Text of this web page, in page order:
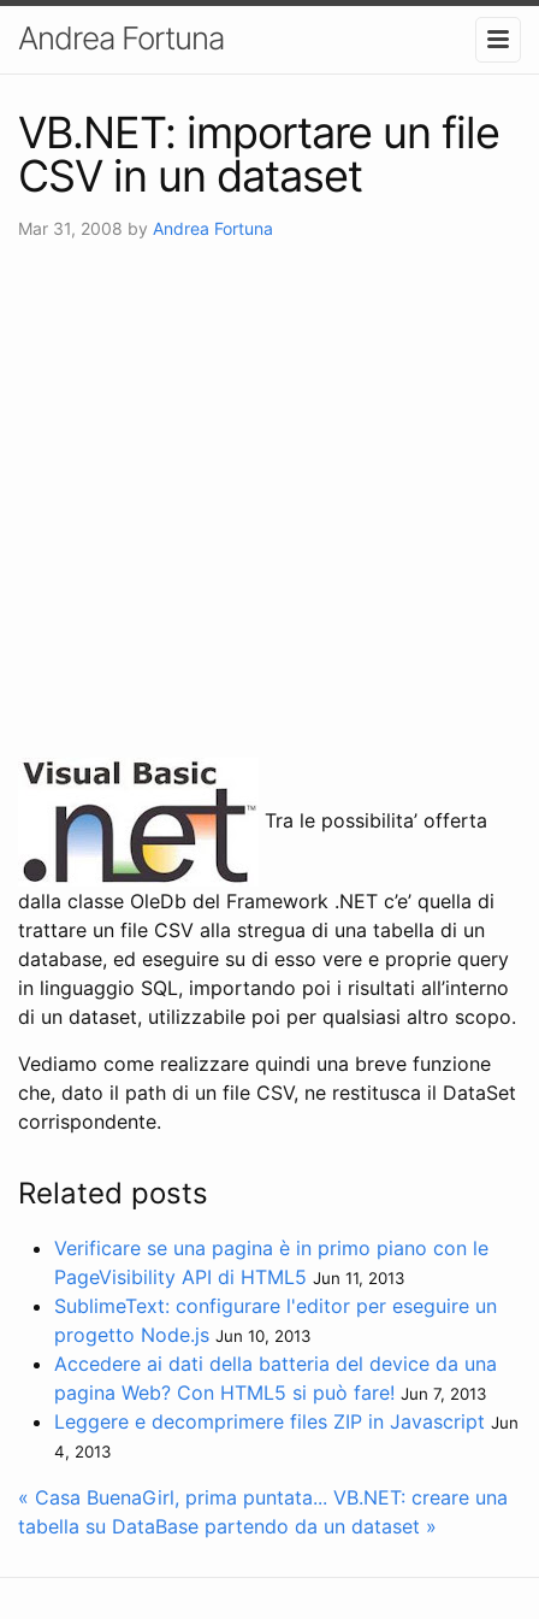
Andrea Fortuna
VB.NET: importare un file
CSV in un dataset
Mar 31, 2008 by Andrea Fortuna
Tra le possibilita’ offerta
dalla classe OleDb del Framework .NET c’e’ quella di
trattare un file CSV alla stregua di una tabella di un
database, ed eseguire su di esso vere e proprie query
in linguaggio SQL, importando poi i risultati all’interno
di un dataset, utilizzabile poi per qualsiasi altro scopo.
Vediamo come realizzare quindi una breve funzione
che, dato il path di un file CSV, ne restitusca il DataSet
corrispondente.
Related posts
Verificare se una pagina è in primo piano con le
PageVisibility API di HTML5 Jun 11, 2013
SublimeText: configurare l'editor per eseguire un
progetto Node.js Jun 10, 2013
Accedere ai dati della batteria del device da una
pagina Web? Con HTML5 si può fare! Jun 7, 2013
Leggere e decomprimere files ZIP in Javascript Jun
4, 2013
« Casa BuenaGirl, prima puntata... VB.NET: creare una
tabella su DataBase partendo da un dataset »